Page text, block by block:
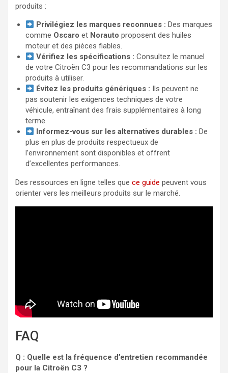
produits :
Privilégiez les marques reconnues : Des marques
comme Oscaro et Norauto proposent des huiles
moteur et des pièces fiables.
Vérifiez les spécifications : Consultez le manuel
de votre Citroën C3 pour les recommandations sur les
produits à utiliser.
Évitez les produits génériques : Ils peuvent ne
pas soutenir les exigences techniques de votre
véhicule, entraînant des frais supplémentaires à long
terme.
Informez-vous sur les alternatives durables : De
plus en plus de produits respectueux de
l’environnement sont disponibles et offrent
d’excellentes performances.
Des ressources en ligne telles que ce guide peuvent vous
orienter vers les meilleurs produits sur le marché.
FAQ
Q : Quelle est la fréquence d’entretien recommandée
pour la Citroën C3 ?